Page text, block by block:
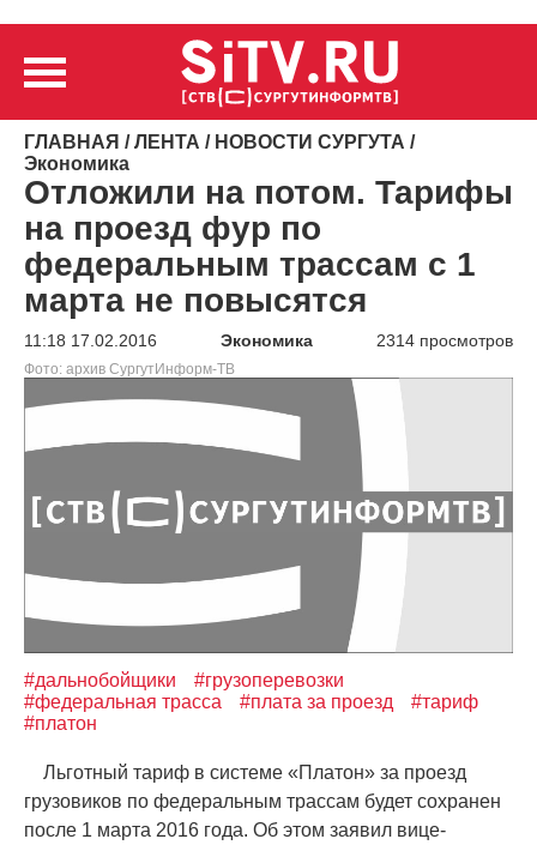
ГЛАВНАЯ /ЛЕНТА / НОВОСТИ СУРГУТА /
Экономика
Отложили на потом. Тарифы
на проезд фур по
федеральным трассам с 1
марта не повысятся
11:18 17.02.2016 Экономика 2314 просмотров
Фото: архив СургутИнформ-ТВ
#дальнобойщики
#грузоперевозки
#федеральная трасса
#плата за проезд
#тариф
#платон
Льготный тариф в системе «Платон» за проезд
грузовиков по федеральным трассам будет сохранен
после 1 марта 2016 года. Об этом заявил вице-